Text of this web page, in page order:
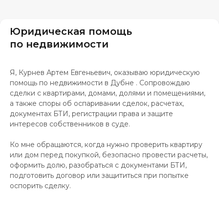
Юридическая помощь
по недвижимости
Я, Курнев Артем Евгеньевич, оказываю юридическую
помощь по недвижимости в Дубне . Сопровождаю
сделки с квартирами, домами, долями и помещениями,
а также споры об оспаривании сделок, расчетах,
документах БТИ, регистрации права и защите
интересов собственников в суде.
Ко мне обращаются, когда нужно проверить квартиру
или дом перед покупкой, безопасно провести расчеты,
оформить долю, разобраться с документами БТИ,
подготовить договор или защититься при попытке
оспорить сделку.